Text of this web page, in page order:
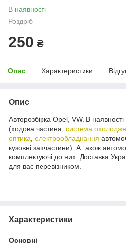
В наявності
Роздріб
250 ₴
Опис Характеристики
Опис
Авторозбірка Opel, VW. В
(ходова частина, система
оптика електрообладнання
кузовні запчастини). А також
комплектуючі до них. Доставка
для вас перевізником.
Характеристики
Основні